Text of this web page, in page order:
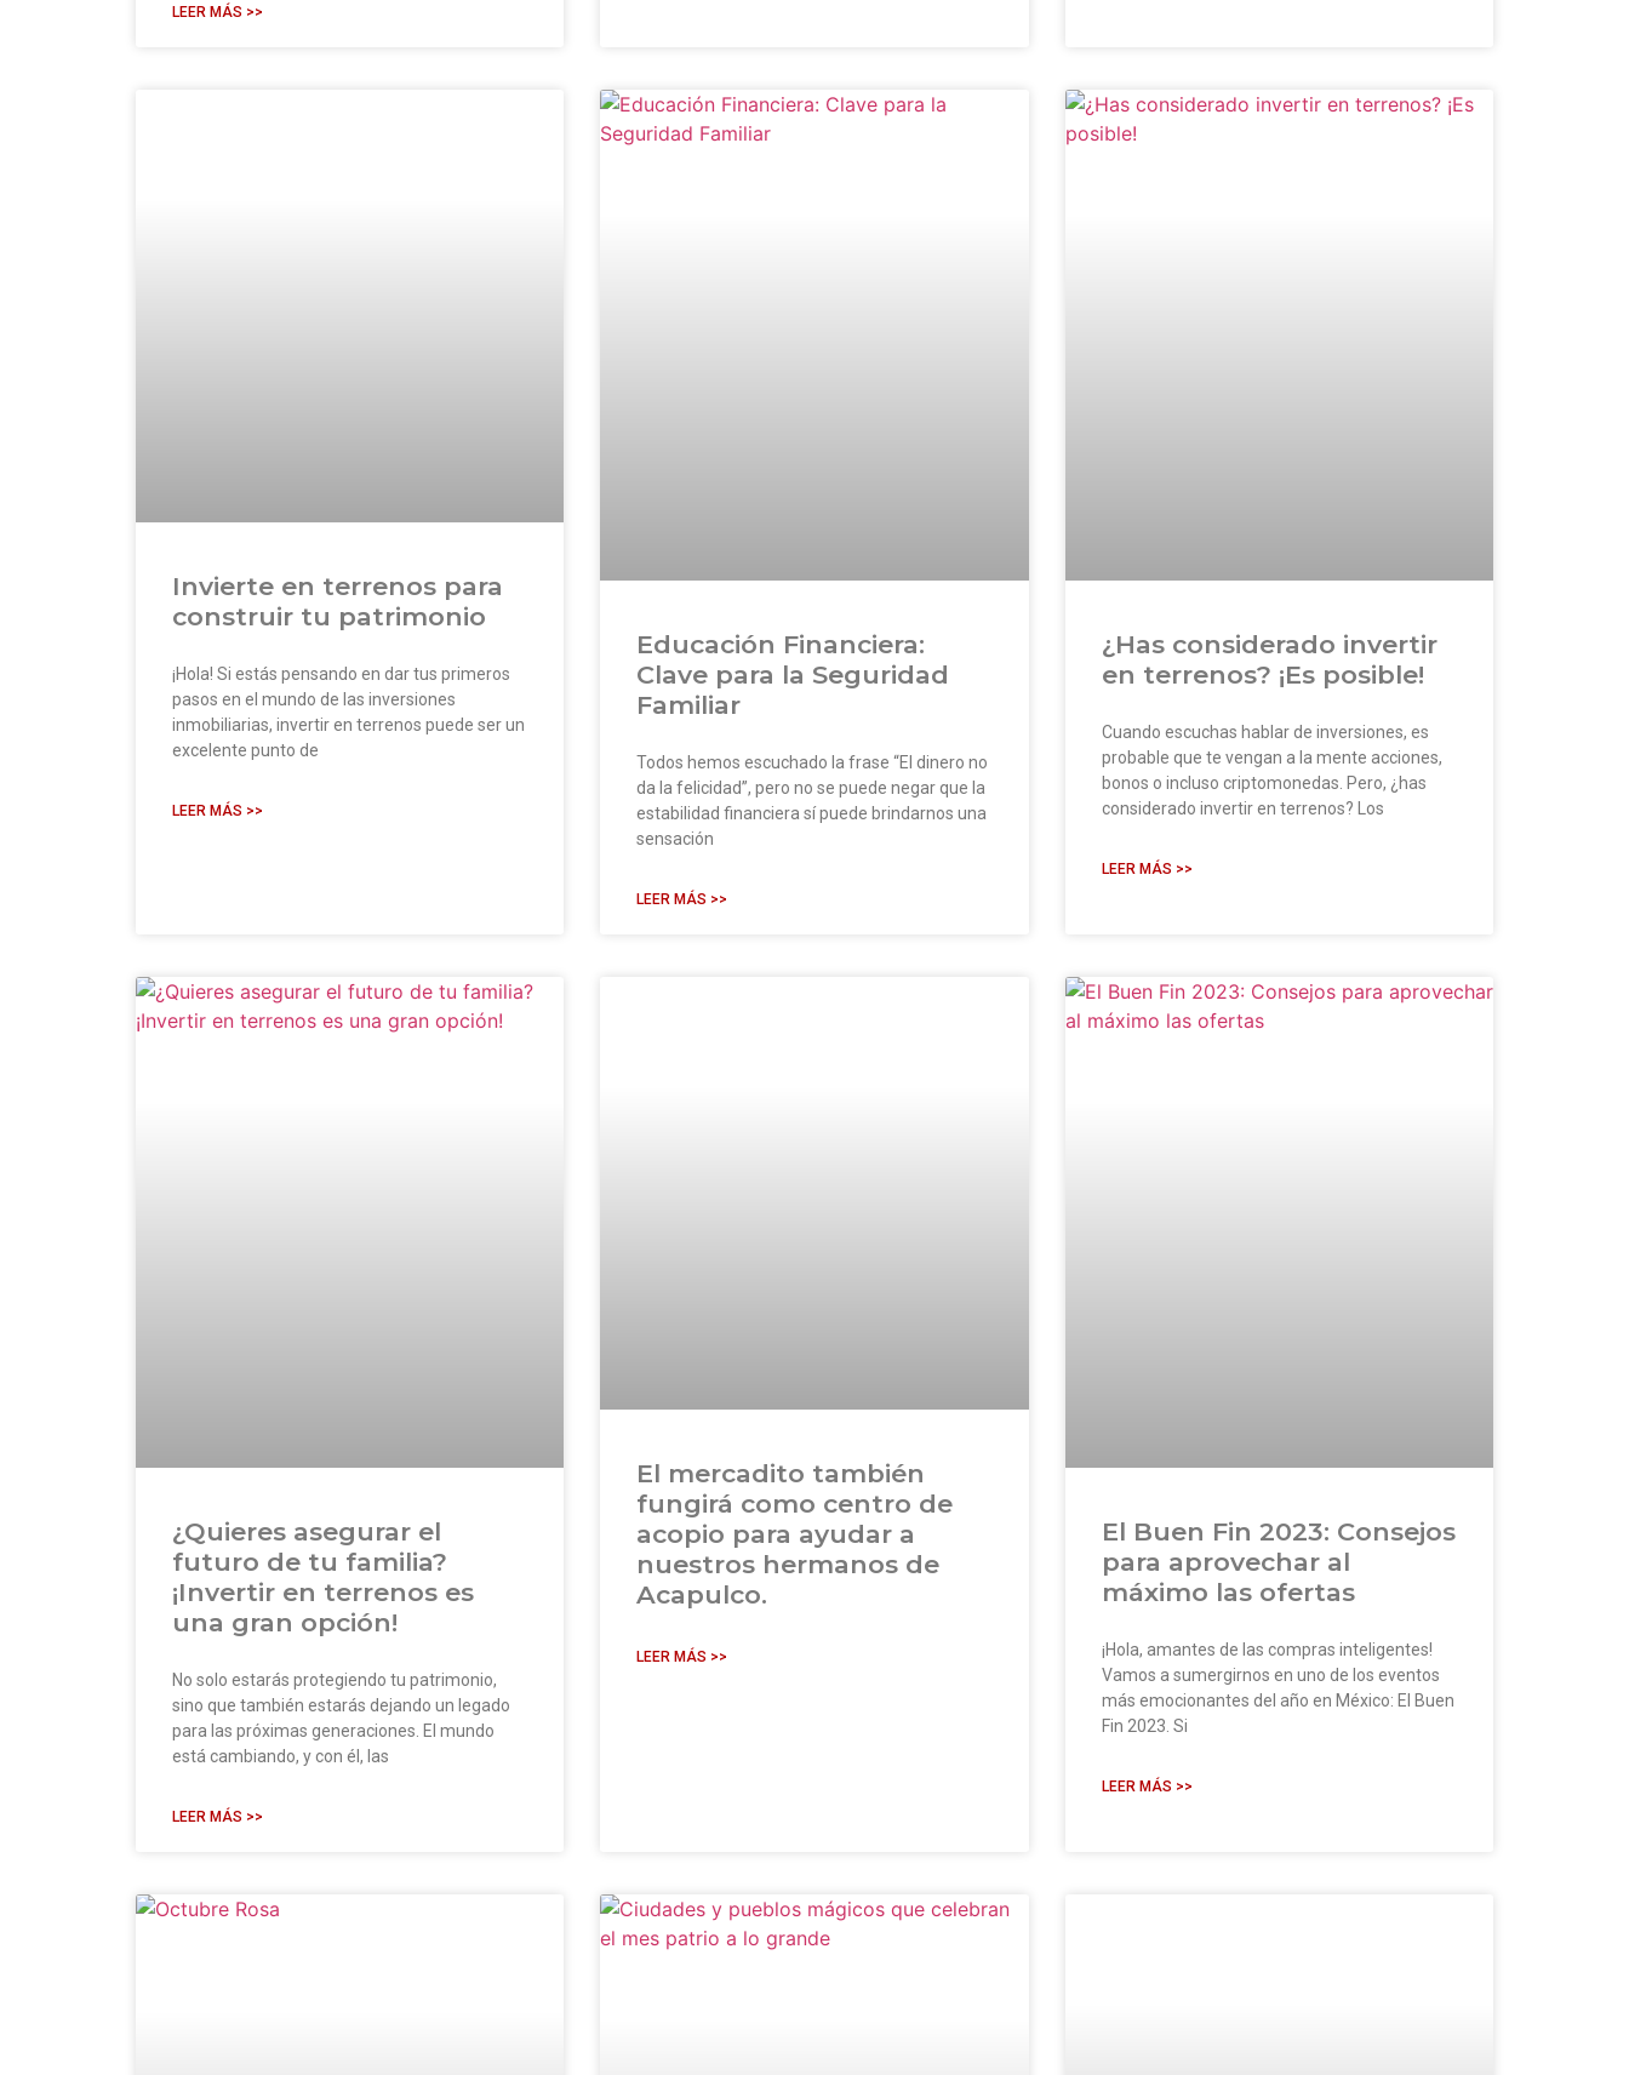
LEER MÁS >>
Invierte en terrenos para
construir tu patrimonio
¡Hola! Si estás pensando en dar tus primeros
pasos en el mundo de las inversiones
inmobiliarias, invertir en terrenos puede ser un
excelente punto de
LEER MÁS >>
Educación Financiera:
Clave para la Seguridad
Familiar
Todos hemos escuchado la frase “El dinero no
da la felicidad”, pero no se puede negar que la
estabilidad financiera sí puede brindarnos una
sensación
LEER MÁS >>
¿Has considerado invertir
en terrenos? ¡Es posible!
Cuando escuchas hablar de inversiones, es
probable que te vengan a la mente acciones,
bonos o incluso criptomonedas. Pero, ¿has
considerado invertir en terrenos? Los
LEER MÁS >>
¿Quieres asegurar el
futuro de tu familia?
¡Invertir en terrenos es
una gran opción!
No solo estarás protegiendo tu patrimonio,
sino que también estarás dejando un legado
para las próximas generaciones. El mundo
está cambiando, y con él, las
LEER MÁS >>
El mercadito también
fungirá como centro de
acopio para ayudar a
nuestros hermanos de
Acapulco.
LEER MÁS >>
El Buen Fin 2023: Consejos
para aprovechar al
máximo las ofertas
¡Hola, amantes de las compras inteligentes!
Vamos a sumergirnos en uno de los eventos
más emocionantes del año en México: El Buen
Fin 2023. Si
LEER MÁS >>